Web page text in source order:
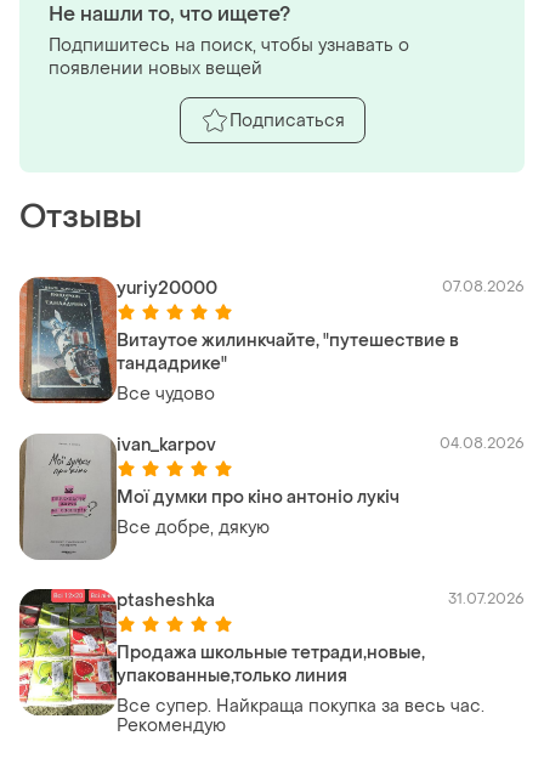
Отзывы
yuriy20000 07.08.2026
Витаутое жилинкчайте, "путешествие в
тандадрике"
Все чудово
ivan_karpov 04.08.2026
Мої думки про кіно антоніо лукіч
Все добре, дякую
ptasheshka 31.07.2026
Продажа школьные тетради,новые,
упакованные,только линия
Все супер. Найкраща покупка за весь час.
Рекомендую
Не нашли то, что ищете?
Подпишитесь на поиск, чтобы узнавать о
появлении новых вещей
Подписаться